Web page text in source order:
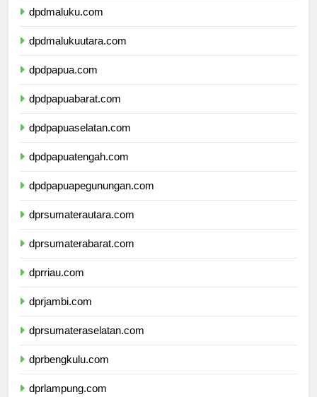
dpdmaluku.com
dpdmalukuutara.com
dpdpapua.com
dpdpapuabarat.com
dpdpapuaselatan.com
dpdpapuatengah.com
dpdpapuapegunungan.com
dprsumaterautara.com
dprsumaterabarat.com
dprriau.com
dprjambi.com
dprsumateraselatan.com
dprbengkulu.com
dprlampung.com